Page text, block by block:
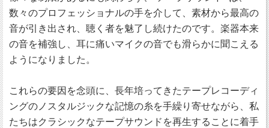
数々のプロフェッショナルの手を介して、素材から最高の
音が引き出され、聴く者を魅了し続けたのです。楽器本来
の音を補強し、耳に痛いマイクの音でも滑らかに聞こえる
ようになりました。
これらの要因を念頭に、長年培ってきたテープレコーディ
ングのノスタルジックな記憶の糸を手繰り寄せながら、私
たちはクラシックなテープサウンドを再生することに着手